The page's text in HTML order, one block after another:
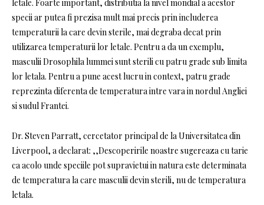
letale. Foarte important, distributia la nivel mondial a acestor
specii ar putea fi prezisa mult mai precis prin includerea
temperaturii la care devin sterile, mai degraba decat prin
utilizarea temperaturii lor letale. Pentru a da un exemplu,
masculii Drosophila lummei sunt sterili cu patru grade sub limita
lor letala. Pentru a pune acest lucru in context, patru grade
reprezinta diferenta de temperatura intre vara in nordul Angliei
si sudul Frantei.
Dr. Steven Parratt, cercetator principal de la Universitatea din
Liverpool, a declarat: ,,Descoperirile noastre sugereaza cu tarie
ca acolo unde speciile pot supravietui in natura este determinata
de temperatura la care masculii devin sterili, nu de temperatura
letala.